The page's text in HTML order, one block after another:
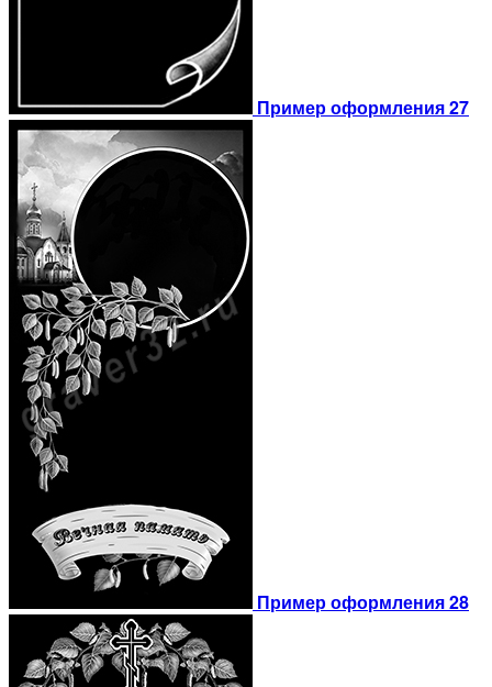
Пример оформления 27
Пример оформления 28